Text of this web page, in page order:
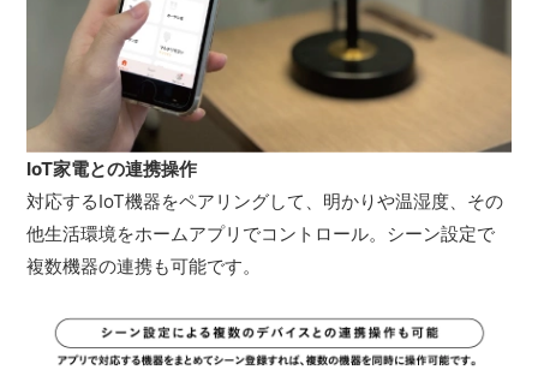
IoT家電との連携操作
対応するIoT機器をペアリングして、明かりや温湿度、その
他生活環境をホームアプリでコントロール。シーン設定で
複数機器の連携も可能です。